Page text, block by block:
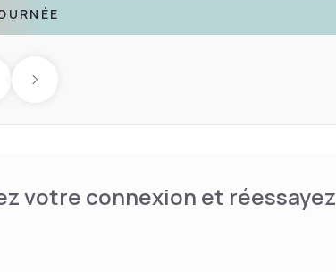
Next day
votre connexion et réessayez